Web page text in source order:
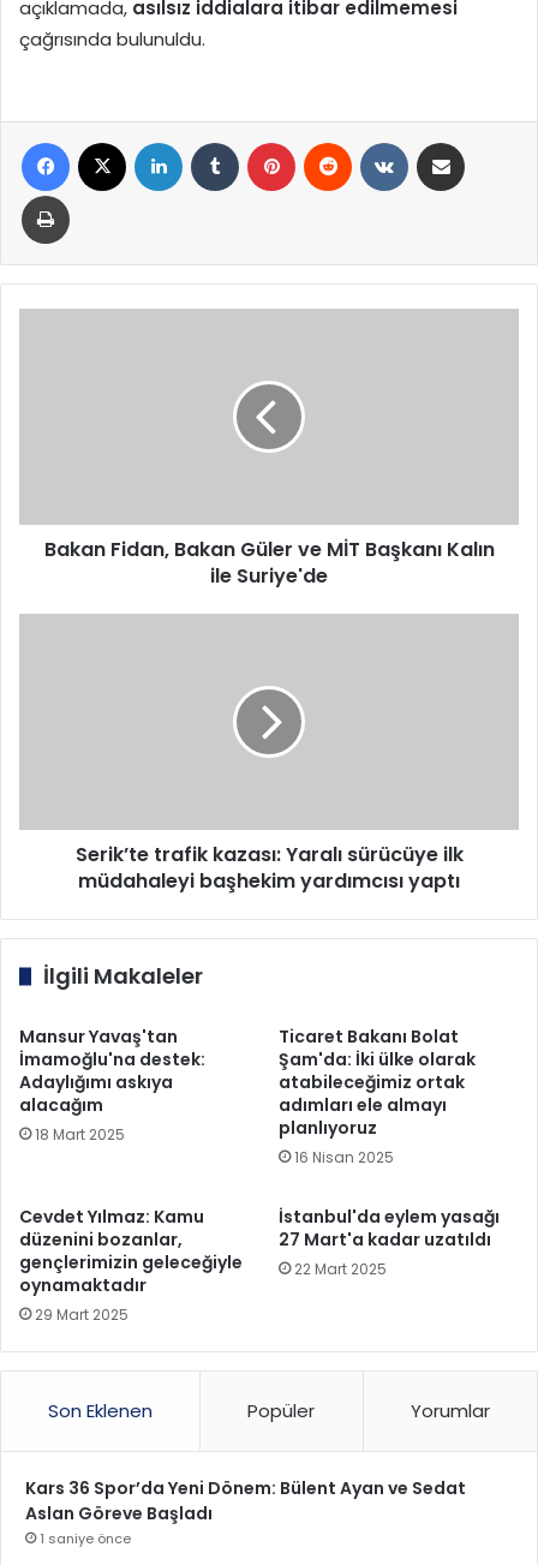
açıklamada, asılsız iddialara itibar edilmemesi
çağrısında bulunuldu.
Facebook LinkedIn Tumblr Pinterest Reddit VKontakte
Yazdır
ile
Suriye'de
Bakan Fidan, Bakan Güler ve MİT Başkanı Kalın
ile Suriye'de
yardımcısı
Serik’te trafik kazası: Yaralı sürücüye ilk
müdahaleyi başhekim yardımcısı yaptı
İlgili Makaleler
Mansur Yavaş'tan
İmamoğlu'na destek:
Adaylığımı askıya
alacağım
18 Mart 2025
Ticaret Bakanı Bolat
Şam'da: İki ülke olarak
atabileceğimiz ortak
adımları ele almayı
planlıyoruz
16 Nisan 2025
Cevdet Yılmaz: Kamu
düzenini bozanlar,
gençlerimizin geleceğiyle
oynamaktadır
29 Mart 2025
İstanbul'da eylem yasağı
27 Mart'a kadar uzatıldı
22 Mart 2025
Son Eklenen Popüler Yorumlar
Kars 36 Spor’da Yeni Dönem: Bülent Ayan ve Sedat
Aslan Göreve Başladı
1 saniye önce